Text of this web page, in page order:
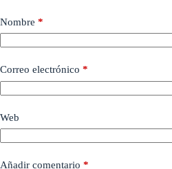
Nombre *
Correo electrónico *
Web
Añadir comentario *